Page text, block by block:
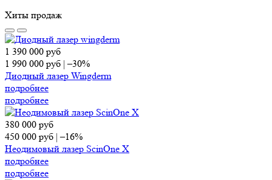
Хиты продаж
1 390 000 руб
1 990 000 руб |–30%
Диодный лазер Wingderm
подробнее
подробнее
380 000 руб
450 000 руб |–16%
Неодимовый лазер ScinOne X
подробнее
подробнее